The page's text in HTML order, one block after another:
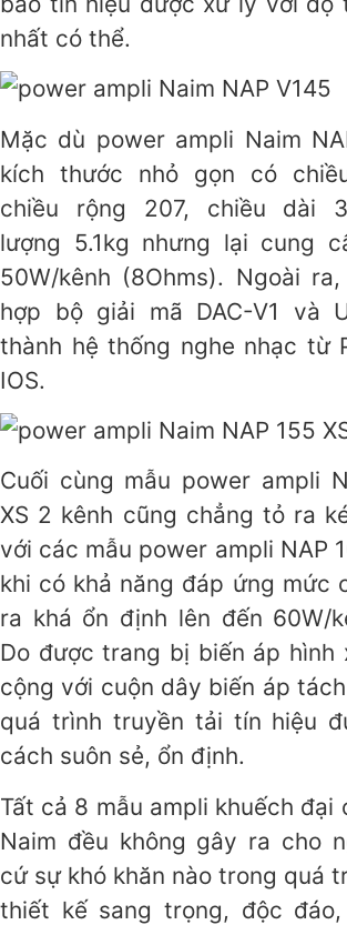
nhất có thể.
Mặc dù power ampli Naim
kích thước nhỏ gọn có
chiều rộng 207, chiều dài
lượng 5.1kg nhưng lại cung
50W/kênh (8Ohms). Ngoài
hợp bộ giải mã DAC-V1 và
thành hệ thống nghe nhạc từ
IOS.
Cuối cùng mẫu power ampli
XS 2 kênh cũng chẳng tỏ ra
với các mẫu power ampli NAP
khi có khả năng đáp ứng mức
ra khá ổn định lên đến 60W/
Do được trang bị biến áp hình
cộng với cuộn dây biến áp
quá trình truyền tải tín hiệu
cách suôn sẻ, ổn định.
Tất cả 8 mẫu ampli khuếch đại
Naim đều không gây ra cho
cứ sự khó khăn nào trong quá
thiết kế sang trọng, độc